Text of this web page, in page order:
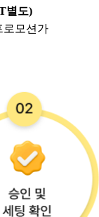
별도)
로모션가